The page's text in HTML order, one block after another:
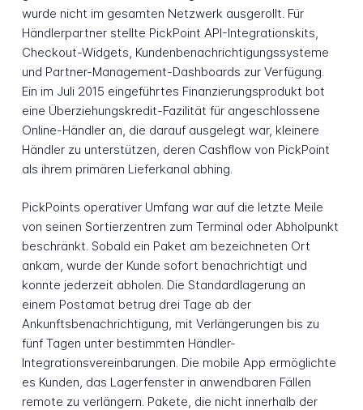
wurde nicht im gesamten Netzwerk ausgerollt. Für
Händlerpartner stellte PickPoint API-Integrationskits,
Checkout-Widgets, Kundenbenachrichtigungssysteme
und Partner-Management-Dashboards zur Verfügung.
Ein im Juli 2015 eingeführtes Finanzierungsprodukt bot
eine Überziehungskredit-Fazilität für angeschlossene
Online-Händler an, die darauf ausgelegt war, kleinere
Händler zu unterstützen, deren Cashflow von PickPoint
als ihrem primären Lieferkanal abhing.
PickPoints operativer Umfang war auf die letzte Meile
von seinen Sortierzentren zum Terminal oder Abholpunkt
beschränkt. Sobald ein Paket am bezeichneten Ort
ankam, wurde der Kunde sofort benachrichtigt und
konnte jederzeit abholen. Die Standardlagerung an
einem Postamat betrug drei Tage ab der
Ankunftsbenachrichtigung, mit Verlängerungen bis zu
fünf Tagen unter bestimmten Händler-
Integrationsvereinbarungen. Die mobile App ermöglichte
es Kunden, das Lagerfenster in anwendbaren Fällen
remote zu verlängern. Pakete, die nicht innerhalb der